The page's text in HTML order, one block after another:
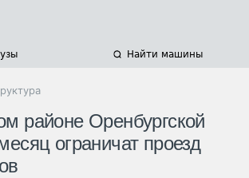
Найти машины
районе Оренбургской
ограничат проезд